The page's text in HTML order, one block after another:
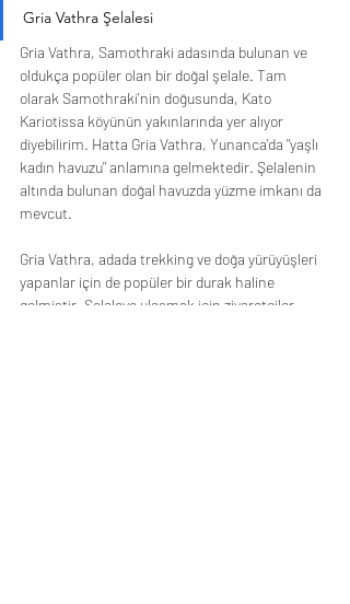
Gria Vathra Şelalesi
Gria Vathra, Samothraki adasında bulunan ve
oldukça popüler olan bir doğal şelale. Tam
olarak Samothraki'nin doğusunda, Kato
Kariotissa köyünün yakınlarında yer alıyor
diyebilirim. Hatta Gria Vathra, Yunanca'da "yaşlı
kadın havuzu" anlamına gelmektedir. Şelalenin
altında bulunan doğal havuzda yüzme imkanı da
mevcut.
Gria Vathra, adada trekking ve doğa yürüyüşleri
yapanlar için de popüler bir durak haline
gelmiştir. Şelaleye ulaşmak için ziyaretçiler